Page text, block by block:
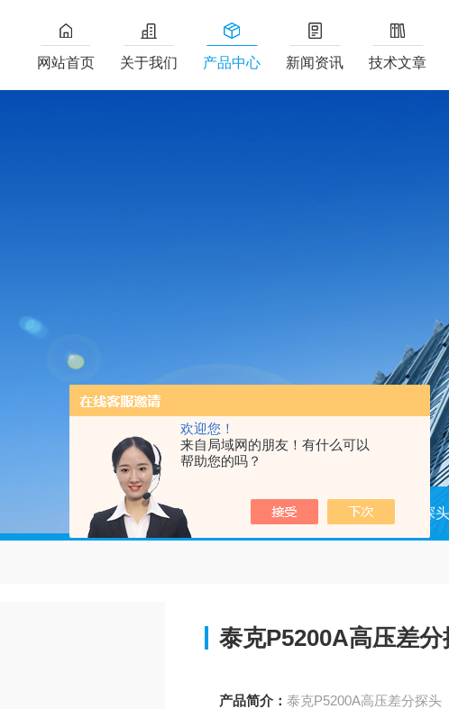
欢迎您！
来自局域网的朋友！有什么可以
帮助您的吗？
网站首页 关于我们 产品中心 新闻资讯 技术文章
首页 产品中心 探头
泰克P5200A高压差分
产品简介：泰克P5200A高压差分探头